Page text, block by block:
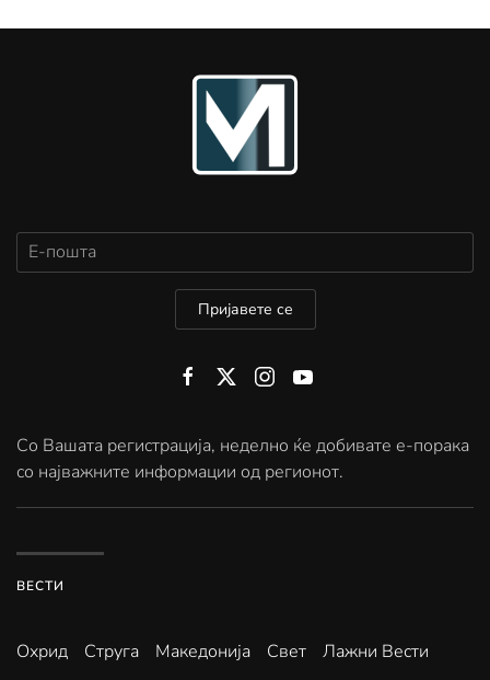
Пријавете се
Со Вашата регистрација, неделно ќе добивате е-порака
со најважните информации од регионот.
ВЕСТИ
Охрид Струга Македонија Свет
Лажни Вести